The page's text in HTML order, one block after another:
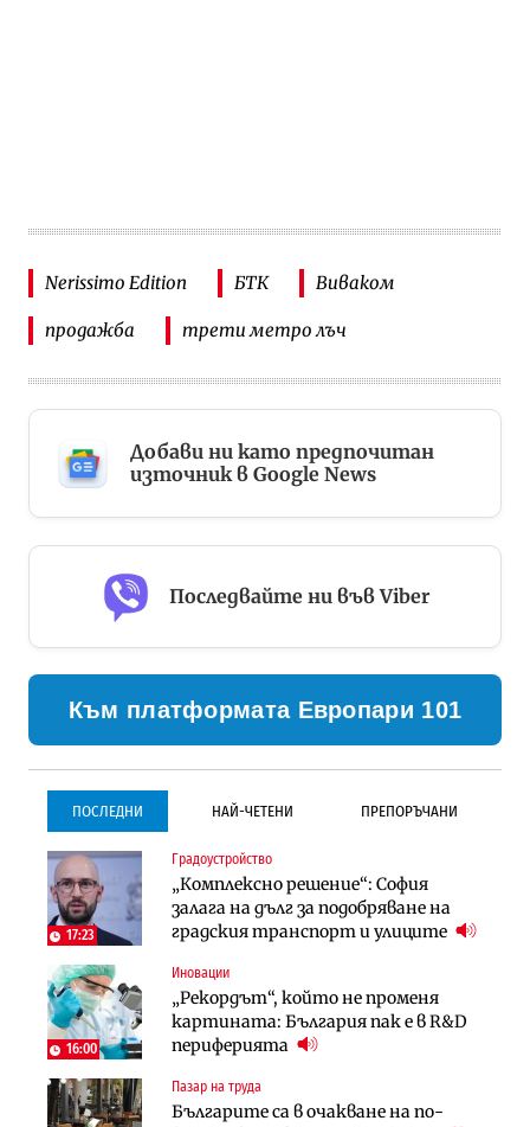
Nerissimo Edition БТК Виваком
продажба трети метро лъч
Добави ни като предпочитан
източник в Google News
Последвайте ни във Viber
Към платформата Европари 101
ПОСЛЕДНИ НАЙ-ЧЕТЕНИ ПРЕПОРЪЧАНИ
17:23
Градоустройство
„Комплексно решение“: София
залага на дълг за подобряване на
градския транспорт и улиците
16:00
Иновации
„Рекордът“, който не променя
картината: България пак е в R&D
периферията
Пазар на труда
Българите са в очакване на по-
Градоустройство
Столична община избра
изпълнител за преместването на
трамвайното трасе по бул.
Инфраструктура
Проектирането на тунела под
Петрохан ще върви паралелно с
Инфраструктура
Инфраструктура
Проектирането на тунела под
Петрохан ще върви паралелно с
екологичните оценки
Компании
„Хювефарма“ подписа договор за
придобиване на Euroapi Italy
Финанси
RATE | Българският